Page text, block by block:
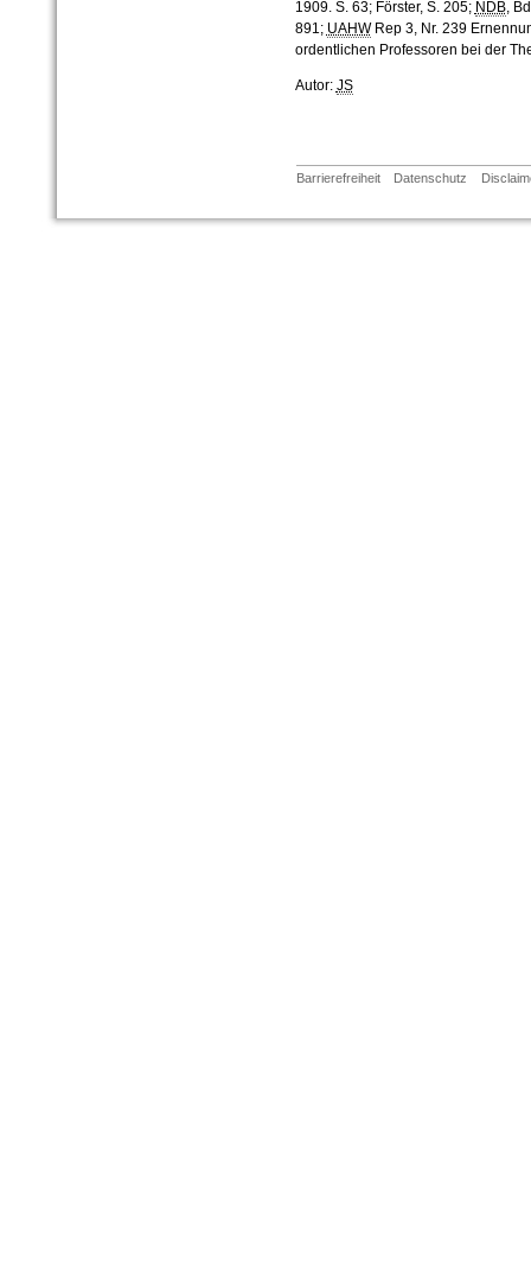
1909. S. 63; Förster, S. 205; NDB,
891; UAHWRep 3, Nr. 239
ordentlichen Professoren bei der
Autor: JS
Barrierefreiheit Datenschutz